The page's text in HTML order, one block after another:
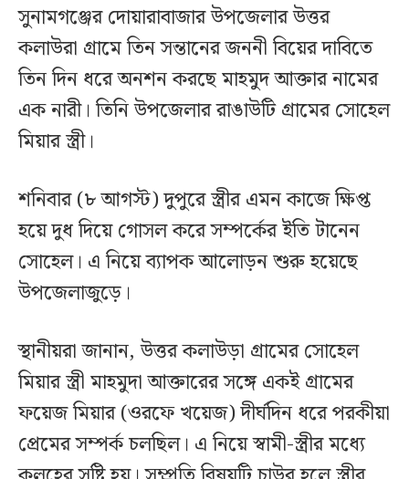
সুনামগঞ্জের দোয়ারাবাজার উপজেলার উত্তর
কলাউরা গ্রামে তিন সন্তানের জননী বিয়ের দাবিতে
তিন দিন ধরে অনশন করছে মাহমুদ আক্তার নামের
এক নারী। তিনি উপজেলার রাঙাউটি গ্রামের সোহেল
মিয়ার স্ত্রী।
শনিবার (৮ আগস্ট) দুপুরে স্ত্রীর এমন কাজে ক্ষিপ্ত
হয়ে দুধ দিয়ে গোসল করে সম্পর্কের ইতি টানেন
সোহেল। এ নিয়ে ব্যাপক আলোড়ন শুরু হয়েছে
উপজেলাজুড়ে।
স্থানীয়রা জানান, উত্তর কলাউড়া গ্রামের সোহেল
মিয়ার স্ত্রী মাহমুদা আক্তারের সঙ্গে একই গ্রামের
ফয়েজ মিয়ার (ওরফে খয়েজ) দীর্ঘদিন ধরে পরকীয়া
প্রেমের সম্পর্ক চলছিল। এ নিয়ে স্বামী-স্ত্রীর মধ্যে